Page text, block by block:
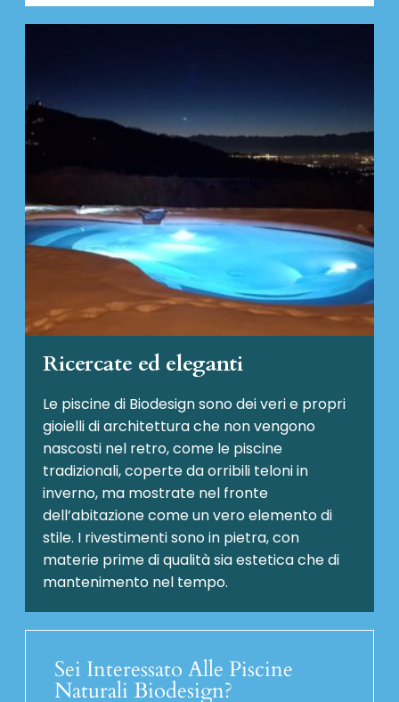
Ricercate ed eleganti
Le piscine di Biodesign sono dei veri e propri
gioielli di architettura che non vengono
nascosti nel retro, come le piscine
tradizionali, coperte da orribili teloni in
inverno, ma mostrate nel fronte
dell’abitazione come un vero elemento di
stile. I rivestimenti sono in pietra, con
materie prime di qualità sia estetica che di
mantenimento nel tempo.
Sei Interessato Alle Piscine
Naturali Biodesign?